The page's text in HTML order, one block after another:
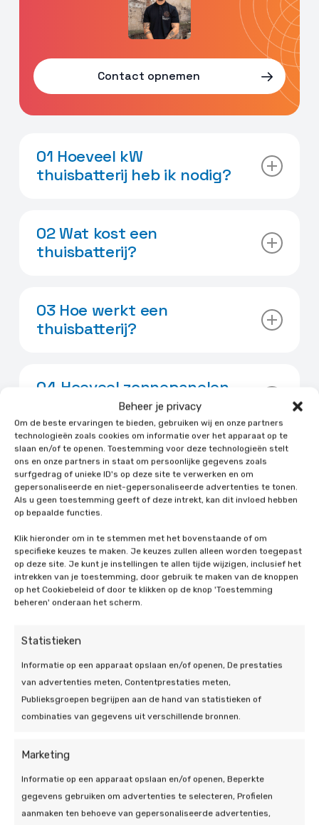
Beheer je privacy
Om de beste ervaringen te bieden, gebruiken wij en onze partners
technologieën zoals cookies om informatie over het apparaat op te
slaan en/of te openen. Toestemming voor deze technologieën stelt
ons en onze partners in staat om persoonlijke gegevens zoals
surfgedrag of unieke ID's op deze site te verwerken en om
gepersonaliseerde en niet-gepersonaliseerde advertenties te tonen.
Als u geen toestemming geeft of deze intrekt, kan dit invloed hebben
op bepaalde functies.
Klik hieronder om in te stemmen met het bovenstaande of om
specifieke keuzes te maken. Je keuzes zullen alleen worden toegepast
op deze site. Je kunt je instellingen te allen tijde wijzigen, inclusief het
intrekken van je toestemming, door gebruik te maken van de knoppen
op het Cookiebeleid of door te klikken op de knop 'Toestemming
beheren' onderaan het scherm.
Statistieken
Informatie op een apparaat opslaan en/of openen, De prestaties
van advertenties meten, Contentprestaties meten,
Publieksgroepen begrijpen aan de hand van statistieken of
combinaties van gegevens uit verschillende bronnen.
Marketing
Informatie op een apparaat opslaan en/of openen, Beperkte
gegevens gebruiken om advertenties te selecteren, Profielen
aanmaken ten behoeve van gepersonaliseerde advertenties,
01 Hoeveel kW
thuisbatterij heb ik nodig?
een zonnepanelen-installatie van zo’n 4 kW
nodig. Een thuisaccu met een vermogen van
voor uw woning. Neemcontact
duurzaam advies op maat.
02 Wat kost een
thuisbatterij?
opslagcapaciteit, hoe meer batterijcellen er
nodig zijn. Een thuisbatterij van 12 kW is
03 Hoe werkt een
thuisbatterij?
kunt u het productieoverschot van uw
zonnepanelen opslaan en gebruiken op
momenten waarop uw zonnepanelen te
weinig of geen energie produceren. Meer
weten?
04 Hoeveel zonnepanelen
nodig voor thuisaccu?
Met een thuisbatterij kunt u zo’n 60 tot 70%
van uw opgewekte zonne-energie zelf
gebruiken, mits de accu het juiste vermogen
heeft. Het beste is om een accu van 1 of 1,5
kW per kW van de zonnepanelen te hebben.
van 4 kW, dan is het dus ideaal om een
thuisbatterij met een capaciteit van 4 tot 6
kW te kopen.
05 Krijg ik subsidie op een
thuisbatterij?
Momenteel is er in Nederland nog geen
subsidie voor thuisaccu’s beschikbaar. Maar
de verwachting is dat dit wel gaat komen en
thuisbatterijen de komende jaren steeds
interessanter worden! Sinds 2023 profiteert u
al van het btw-nultarief. Neem
Bekijk alle FAQ
Contact opnemen